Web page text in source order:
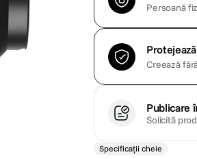
Persoană
Creează
Publicare
Solicită
Specificații cheie